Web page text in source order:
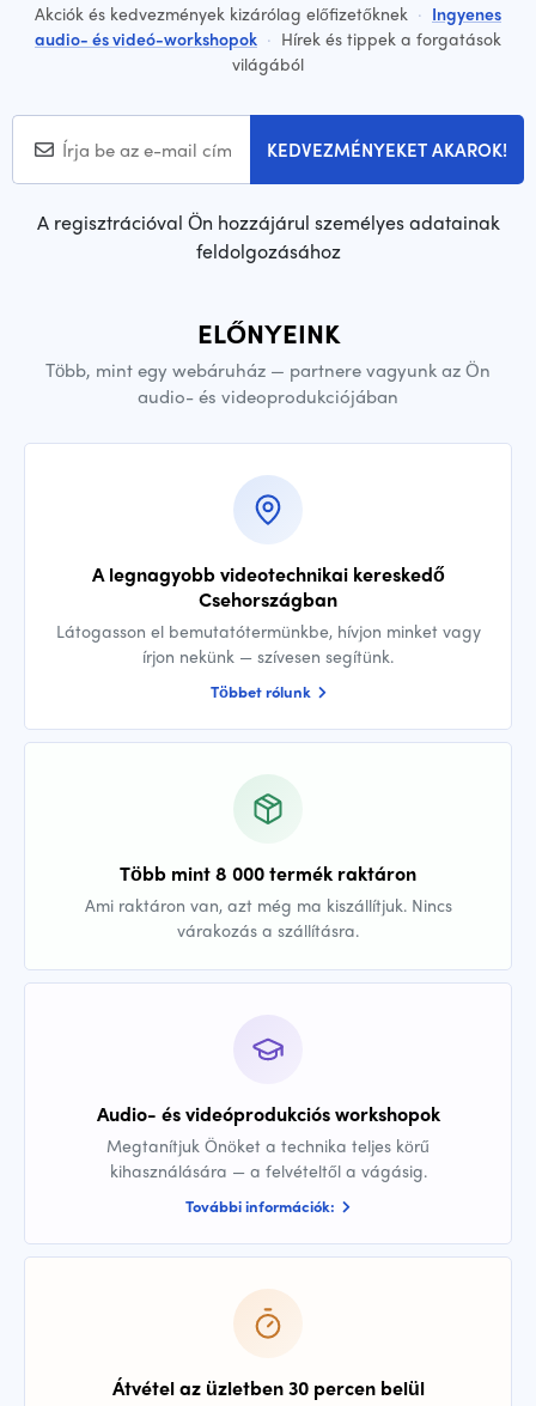
Akciók és kedvezmények kizárólag előfizetőknek · Ingyenes
audio- és videó-workshopok · Hírek és tippek a forgatások
világából
KEDVEZMÉNYEKET AKAROK!
A regisztrációval Ön hozzájárul személyes adatainak
feldolgozásához
ELŐNYEINK
Több, mint egy webáruház — partnere vagyunk az Ön
audio- és videoprodukciójában
A legnagyobb videotechnikai kereskedő
Csehországban
Látogasson el bemutatótermünkbe, hívjon minket vagy
írjon nekünk — szívesen segítünk.
Többet rólunk
Több mint 8 000 termék raktáron
Ami raktáron van, azt még ma kiszállítjuk. Nincs
várakozás a szállításra.
Audio- és videóprodukciós workshopok
Megtanítjuk Önöket a technika teljes körű
kihasználására — a felvételtől a vágásig.
További információk:
Átvétel az üzletben 30 percen belül